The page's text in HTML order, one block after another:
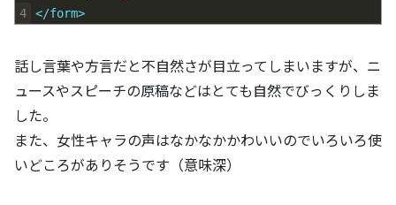
4
</form>
話し言葉や方言だと不自然さが目立ってしまいますが、ニ
ュースやスピーチの原稿などはとても自然でびっくりしま
した。
また、女性キャラの声はなかなかかわいいのでいろいろ使
いどころがありそうです（意味深）